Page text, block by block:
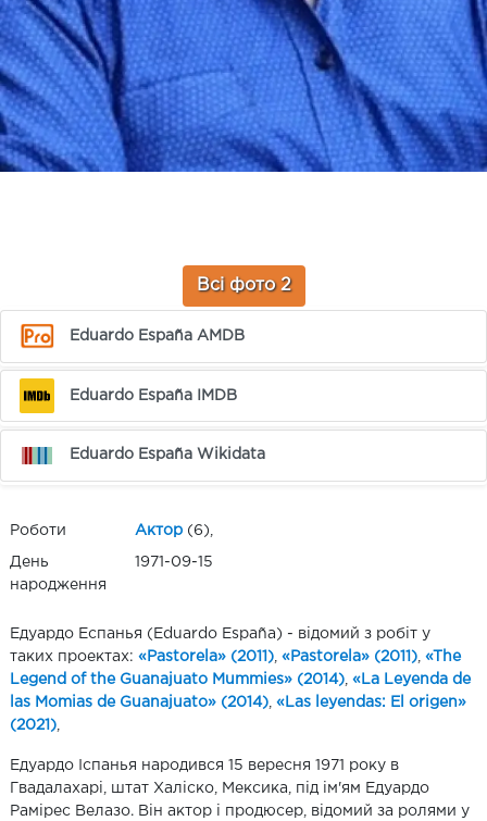
Всі фото 2
Eduardo España AMDB
Eduardo España IMDB
Eduardo España Wikidata
Роботи Актор (6),
День
народження
1971-09-15
Едуардо Еспанья (Eduardo España) - відомий з робіт у
таких проектах: «Pastorela» (2011) «Pastorela» (2011) «The
Legend of the Guanajuato Mummies» (2014) «La Leyenda de
las Momias de Guanajuato» (2014) «Las leyendas: El origen»
(2021)
Едуардо Іспанья народився 15 вересня 1971 року в
Гвадалахарі, штат Халіско, Мексика, під ім'ям Едуардо
Рамірес Велазо. Він актор і продюсер, відомий за ролями у